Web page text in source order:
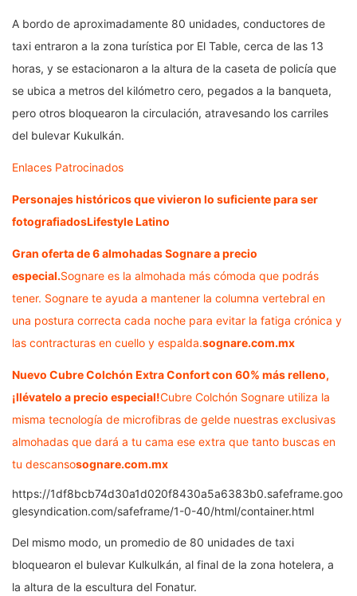
A bordo de aproximadamente 80 unidades, conductores de
taxi entraron a la zona turística por El Table, cerca de las 13
horas, y se estacionaron a la altura de la caseta de policía que
se ubica a metros del kilómetro cero, pegados a la banqueta,
pero otros bloquearon la circulación, atravesando los carriles
del bulevar Kukulkán.
Enlaces Patrocinados
Personajes históricos que vivieron lo suficiente para ser
fotografiadosLifestyle Latino
Gran oferta de 6 almohadas Sognare a precio
especial.Sognare es la almohada más cómoda que podrás
tener. Sognare te ayuda a mantener la columna vertebral en
una postura correcta cada noche para evitar la fatiga crónica y
las contracturas en cuello y espalda.sognare.com.mx
Nuevo Cubre Colchón Extra Confort con 60% más relleno,
¡llévatelo a precio especial!Cubre Colchón Sognare utiliza la
misma tecnología de microfibras de gelde nuestras exclusivas
almohadas que dará a tu cama ese extra que tanto buscas en
tu descansosognare.com.mx
https://1df8bcb74d30a1d020f8430a5a6383b0.safeframe.goo
glesyndication.com/safeframe/1-0-40/html/container.html
Del mismo modo, un promedio de 80 unidades de taxi
bloquearon el bulevar Kulkulkán, al final de la zona hotelera, a
la altura de la escultura del Fonatur.